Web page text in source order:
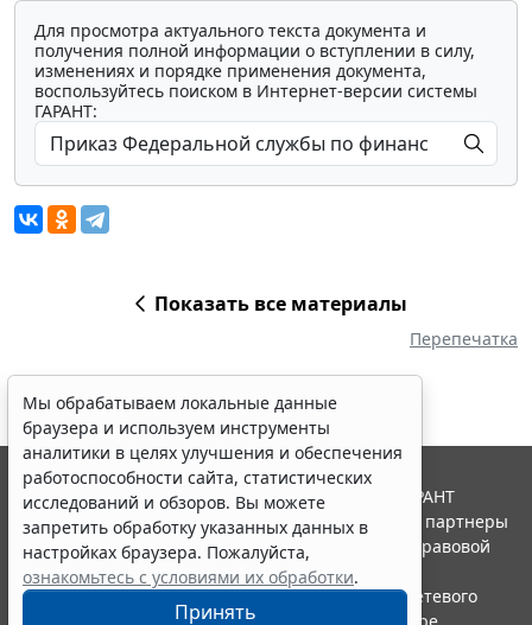
Для просмотра актуального текста документа и
получения полной информации о вступлении в силу,
изменениях и порядке применения документа,
воспользуйтесь поиском в Интернет-версии системы
ГАРАНТ:
Показать все материалы
Перепечатка
Мы обрабатываем локальные данные
браузера и используем инструменты
аналитики в целях улучшения и обеспечения
работоспособности сайта, статистических
исследований и обзоров. Вы можете
запретить обработку указанных данных в
настройках браузера. Пожалуйста,
ознакомьтесь с условиями их обработки.
Принять
© ООО "НПП "ГАРАНТ-СЕРВИС", 2026. Система ГАРАНТ
выпускается с 1990 года. Компания "Гарант" и ее партнеры
являются участниками Российской ассоциации правовой
информации ГАРАНТ.
Портал ГАРАНТ.РУ зарегистрирован в качестве сетевого
издания Федеральной службой по надзору в сфере